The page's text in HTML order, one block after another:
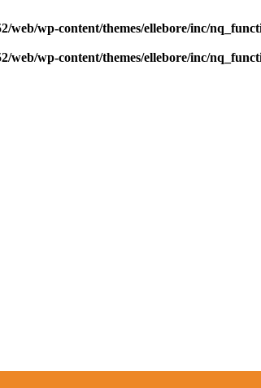
web/wp-content/themes/ellebore/inc/
web/wp-content/themes/ellebore/inc/